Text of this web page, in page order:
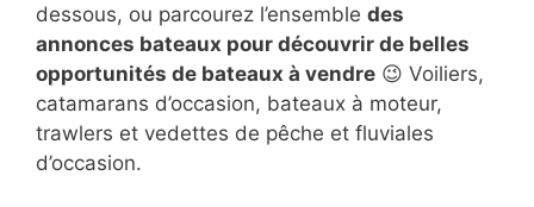
dessous, ou parcourez l’ensemble des
annonces bateaux pour découvrir de belles
opportunités de bateaux à vendre 😉 Voiliers,
catamarans d’occasion, bateaux à moteur,
trawlers et vedettes de pêche et fluviales
d’occasion.